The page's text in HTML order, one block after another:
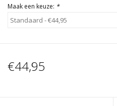
Maak een keuze: *
€44,95